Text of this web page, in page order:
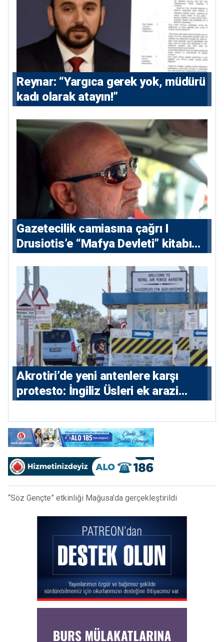
Reynar: “Yargıca gerek yok, müdürü
kadı olarak atayın!”
Gazetecilik camiasına çağrı I
⁠Drusiotis’e “Mafya Devleti” kitabı
⁠Akrotiri’de yeni antenlere karşı
protesto: İngiliz Üsleri ek arazi
“Söz Gençte” etkinliği Mağusa’da gerçekleştirildi